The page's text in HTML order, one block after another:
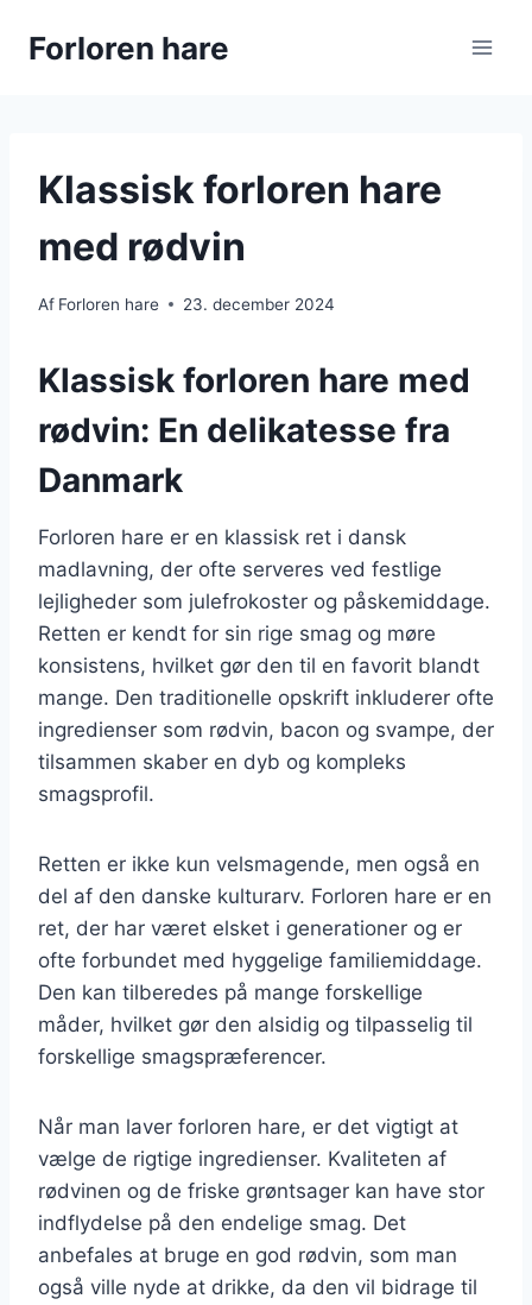
Forloren hare
Klassisk forloren hare
med rødvin
Af Forloren hare 23. december 2024
Klassisk forloren hare med
rødvin: En delikatesse fra
Danmark
Forloren hare er en klassisk ret i dansk
madlavning, der ofte serveres ved festlige
lejligheder som julefrokoster og påskemiddage.
Retten er kendt for sin rige smag og møre
konsistens, hvilket gør den til en favorit blandt
mange. Den traditionelle opskrift inkluderer ofte
ingredienser som rødvin, bacon og svampe, der
tilsammen skaber en dyb og kompleks
smagsprofil.
Retten er ikke kun velsmagende, men også en
del af den danske kulturarv. Forloren hare er en
ret, der har været elsket i generationer og er
ofte forbundet med hyggelige familiemiddage.
Den kan tilberedes på mange forskellige
måder, hvilket gør den alsidig og tilpasselig til
forskellige smagspræferencer.
Når man laver forloren hare, er det vigtigt at
vælge de rigtige ingredienser. Kvaliteten af
rødvinen og de friske grøntsager kan have stor
indflydelse på den endelige smag. Det
anbefales at bruge en god rødvin, som man
også ville nyde at drikke, da den vil bidrage til